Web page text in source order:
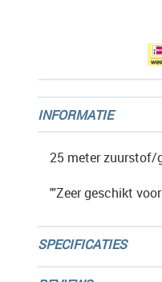
INFORMATIE
25 meter zuurstof/
"'Zeer geschikt
SPECIFICATIES